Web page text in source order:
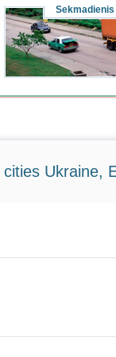
Sekmadienis
Ukraine,